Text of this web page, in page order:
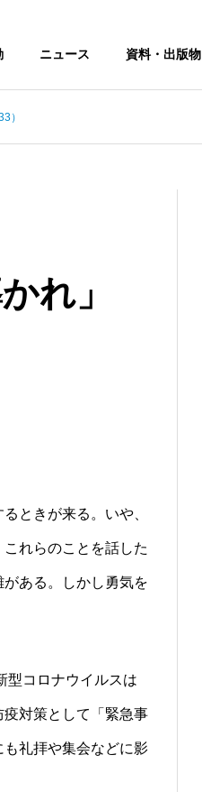
ニュース 資料・出版物
）
れ」
ときが来る。いや、
れらのことを話した
ある。しかし勇気を
型コロナウイルスは
対策として「緊急事
礼拝や集会などに影